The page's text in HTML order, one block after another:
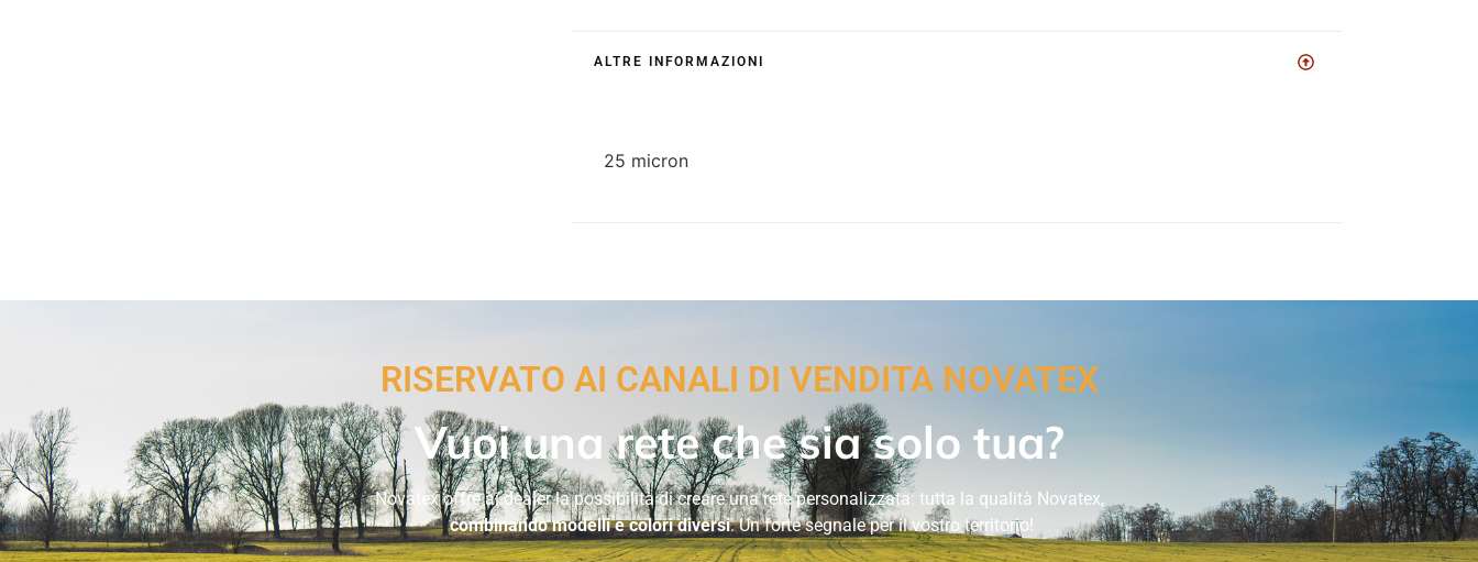
ALTRE INFORMAZIONI
25 micron
RISERVATO AI CANALI DI VENDITA NOVATEX
Vuoi una rete che sia solo tua?
Novatex offre ai dealer la possibilità di creare una rete personalizzata: tutta la qualità Novatex,
combinando modelli e colori diversi. Un forte segnale per il vostro territorio!